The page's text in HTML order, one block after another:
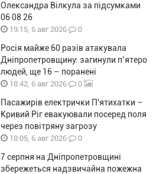
Олександра Вілкула за підсумками
06 08 26
19:15, 6 авг 2026 0
Росія майже 60 разів атакувала
Дніпропетровщину: загинули п’ятеро
людей, ще 16 – поранені
18:42, 6 авг 2026 0
Пасажирів електрички П'ятихатки –
Кривий Ріг евакуювали посеред поля
через повітряну загрозу
18:05, 6 авг 2026 0
7 серпня на Дніпропетровщині
збережеться надзвичайна пожежна